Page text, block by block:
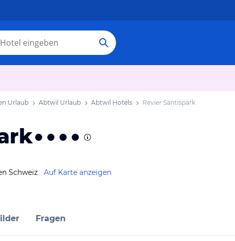
Urlaub Abtwil Urlaub Abtwil Hotels Revier Säntispark
Schweiz Auf Karte anzeigen
Fragen